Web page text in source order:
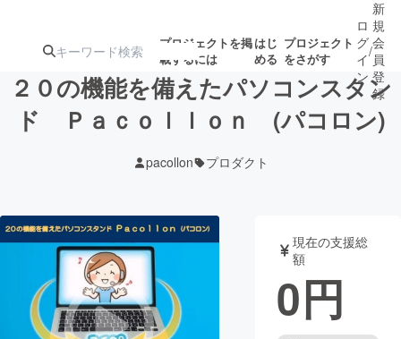
プロジェクトを掲
載するには
はじ
める
プロジェクト
をさがす
ジェクト
募集終了が近いプ
ロジェクト
アート・写真 音楽
テクノロジー・ガジェット ゲーム・サ
ロ
グ
イ
ン
/
新
規
会
員
登
録
２０の機能を備えたパソコンスタン
ド Ｐａｃｏｌｌｏｎ (パコロン)
pacollon プロダクト
現在の支援総
額
0円